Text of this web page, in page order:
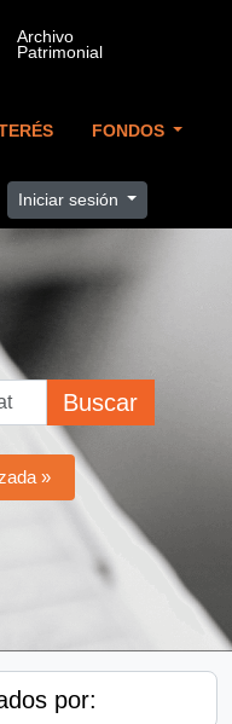
FONDOS
Iniciar sesión
Buscar
»
por: